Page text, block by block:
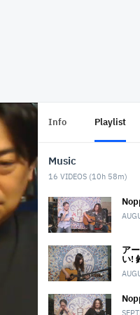
Info Playlist
Music
16 VIDEOS (10h 58m)
ア
い!